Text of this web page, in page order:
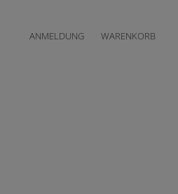
ANMELDUNG WARENKORB